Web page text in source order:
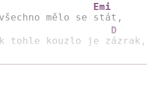
mělo se
Emi
tohle kouzlo je z
D
ázrak,